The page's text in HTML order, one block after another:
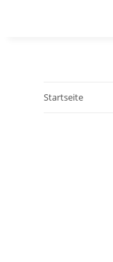
Startseite